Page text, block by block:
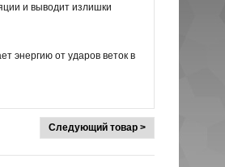
и выводит излишки
энергию от ударов веток в
Следующий товар >